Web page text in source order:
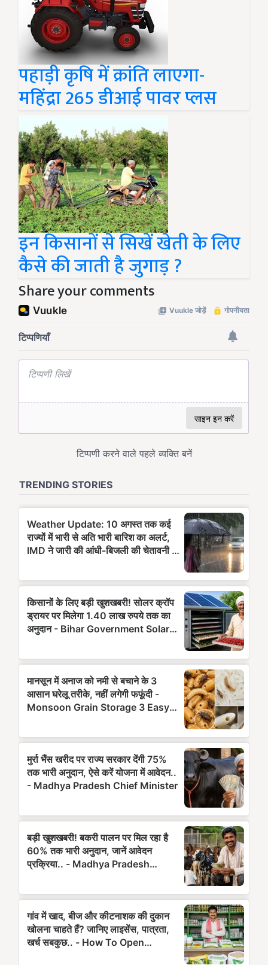
पहाड़ी कृषि में क्रांति लाएगा-
महिंद्रा 265 डीआई पावर प्लस
इन किसानों से सिखें खेती के लिए
कैसे की जाती है जुगाड़ ?
Share your comments